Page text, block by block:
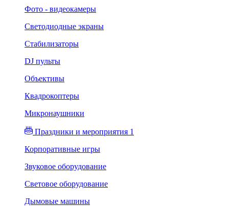
Фото - видеокамеры
Светодиодные экраны
Стабилизаторы
DJ пульты
Объективы
Квадрокоптеры
Микронаушники
Праздники и мероприятия 1
Корпоративные игры
Звуковое оборудование
Световое оборудование
Дымовые машины